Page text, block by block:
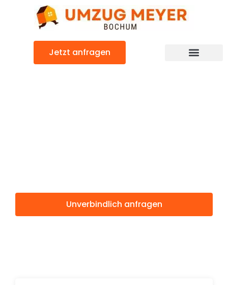
Jetzt anfragen
Unverbindlich anfragen